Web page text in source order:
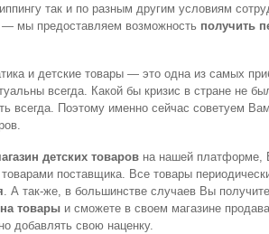
так и по разным другим условиям
— мы предоставляем возможность получить
и детские товары — это одна из самых
всегда. Какой бы кризис в стране не
всегда. Поэтому именно сейчас советуем
детских товаров на нашей платформе,
поставщика. Все товары
. А так-же, в большинстве случаев Вы получите
товары и сможете в своем магазине
добавлять свою наценку.